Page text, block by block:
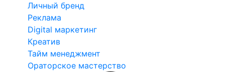
Личный бренд
Реклама
Digital маркетинг
Креатив
Тайм менеджмент
Ораторское мастерство